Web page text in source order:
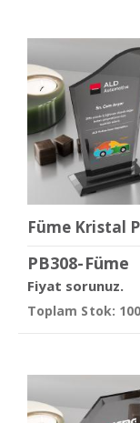
Füme Kristal
PB308-Füme
Fiyat sorunuz.
Toplam Stok: